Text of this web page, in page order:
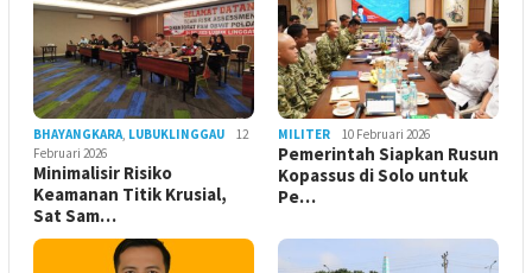
BHAYANGKARA, LUBUKLINGGAU
12
Februari 2026
Minimalisir Risiko
Keamanan Titik Krusial,
Sat Sam…
MILITER 10 Februari 2026
Pemerintah Siapkan Rusun
Kopassus di Solo untuk
Pe…